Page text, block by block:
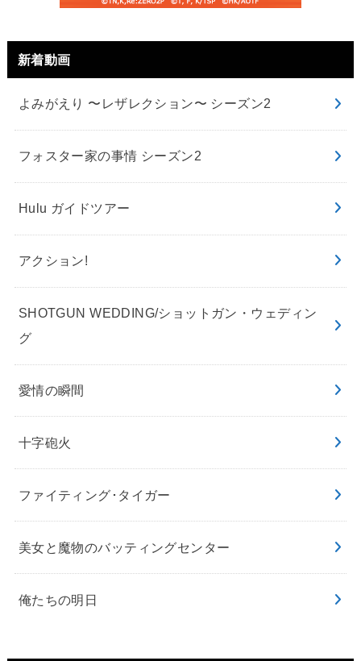
新着動画
よみがえり 〜レザレクション〜 シーズン2
フォスター家の事情 シーズン2
Hulu ガイドツアー
アクション!
SHOTGUN WEDDING/ショットガン・ウェディン
グ
愛情の瞬間
十字砲火
ファイティング･タイガー
美女と魔物のバッティングセンター
俺たちの明日